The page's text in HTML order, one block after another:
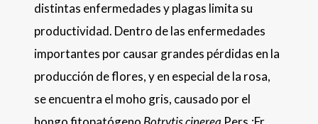
distintas enfermedades y plagas limita su
productividad. Dentro de las enfermedades
importantes por causar grandes pérdidas en la
producción de flores, y en especial de la rosa,
se encuentra el moho gris, causado por el